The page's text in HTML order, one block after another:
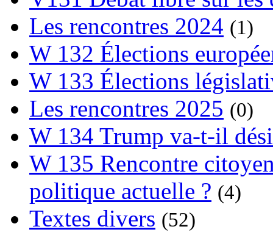
Les rencontres 2024 (1)
W 132 Élections
W 133 Élections
Les rencontres 2025 (0)
W 134 Trump va-t-il
W 135 Rencontre
politique actuelle ? (4)
Textes divers (52)